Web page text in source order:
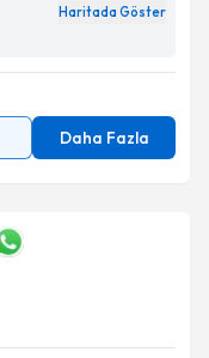
Haritada Göster
Daha Fazla